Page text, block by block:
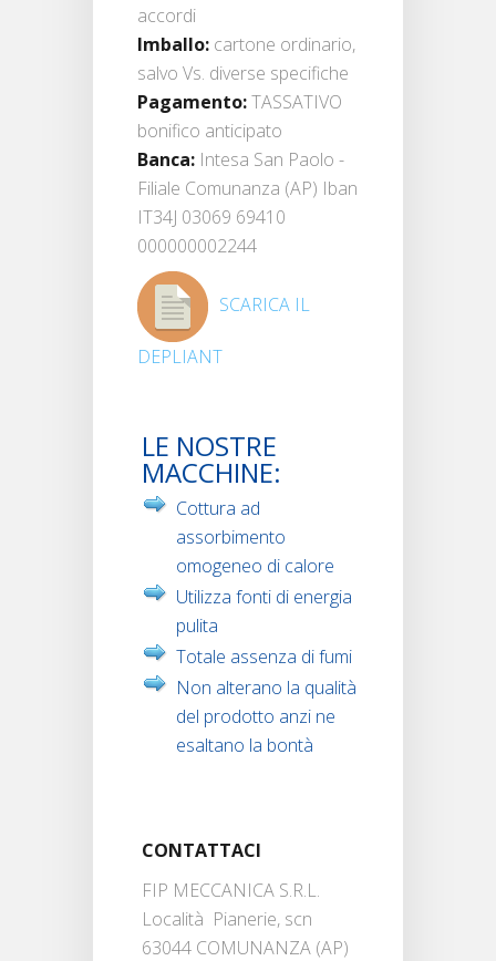
accordi
Imballo: cartone ordinario,
salvo Vs. diverse specifiche
Pagamento:TASSATIVO
bonifico anticipato
Banca: Intesa San Paolo -
Filiale Comunanza (AP) Iban
IT34J 03069 69410
000000002244
SCARICA IL
DEPLIANT
LE NOSTRE
MACCHINE:
Cottura ad
assorbimento
omogeneo di calore
Utilizza fonti di energia
pulita
Totale assenza di fumi
Non alterano la qualità
del prodotto anzi ne
esaltano la bontà
CONTATTACI
FIP MECCANICA S.R.L.
Località Pianerie, scn
63044 COMUNANZA (AP)